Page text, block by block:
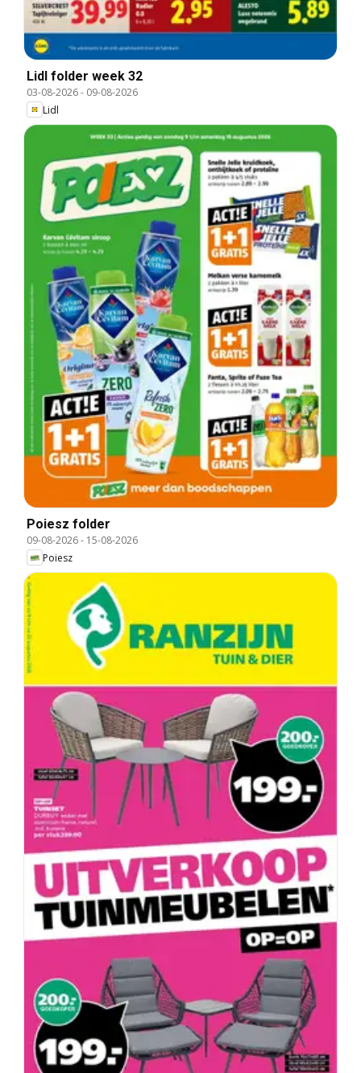
Lidl folder week 32
03-08-2026- 09-08-2026
Lidl
Poiesz folder
09-08-2026- 15-08-2026
Poiesz